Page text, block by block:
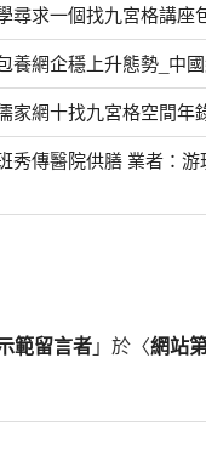
尋求一個找九宮格講座
養網企穩上升態勢_中
家網十找九宮格空間年
秀傳醫院供膳 業者：
範留言者」於〈網站